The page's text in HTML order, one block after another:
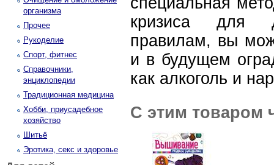
организма
Прочее
Рукоделие
Спорт, фитнес
Справочники,
энциклопедии
Традиционная медицина
Хобби, приусадебное
хозяйство
Шитьё
Эротика, секс и здоровье
кризиса для
правилам, вы
и в будущем
как алкоголь и
С этим товаром